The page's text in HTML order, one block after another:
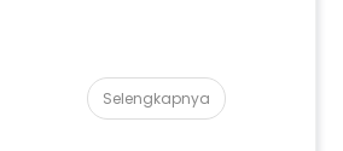
Selengkapnya